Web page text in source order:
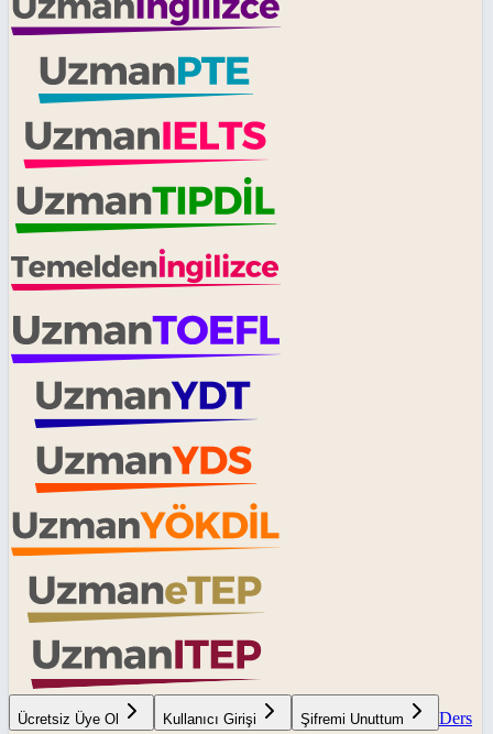
Ücretsiz Üye Ol Kullanıcı Girişi Şifremi Unuttum
Ders